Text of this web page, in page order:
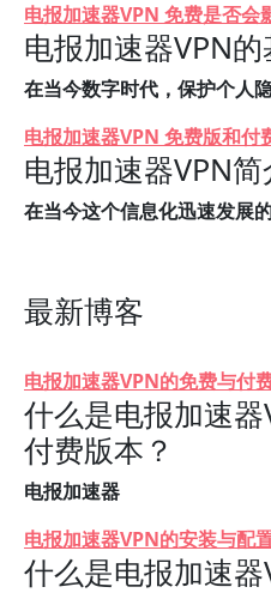
电报加速器VPN 免费是否会
电报加速器VPN
在当今数字时代，保护个人
电报加速器VPN 免费版和付
电报加速器VPN简
在当今这个信息化迅速发展
最新博客
电报加速器VPN的免费与付
什么是电报加速
付费版本？
电报加速器
电报加速器VPN的安装与配
什么是电报加速器